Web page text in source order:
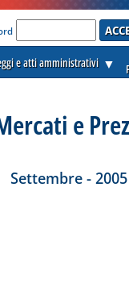
e atti amministrativi ▼
e
Settembre - 2005